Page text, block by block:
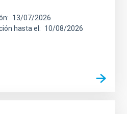
13/07/2026
hasta el
10/08/2026